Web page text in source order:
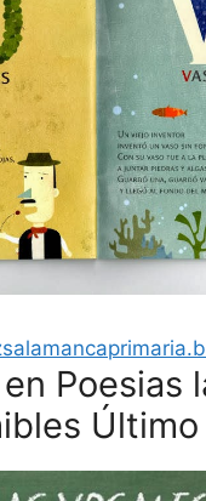
Poesias
Último